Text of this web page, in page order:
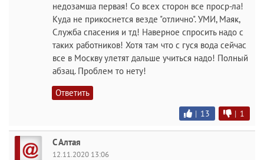
недозамша первая! Со всех сторон все проср-ла!
Куда не прикоснется везде "отлично". УМИ, Маяк,
Служба спасения и тд! Наверное спросить надо с
таких работников! Хотя там что с гуся вода сейчас
все в Москву улетят дальше учиться надо! Полный
абзац. Проблем то нету!
Ответить
| 13 | 1
С Алтая
12.11.2020 13:06